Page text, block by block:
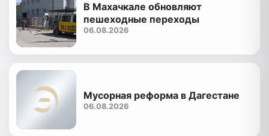
В Махачкале обновляют
пешеходные переходы
06.08.2026
Мусорная реформа в Дагестане
06.08.2026